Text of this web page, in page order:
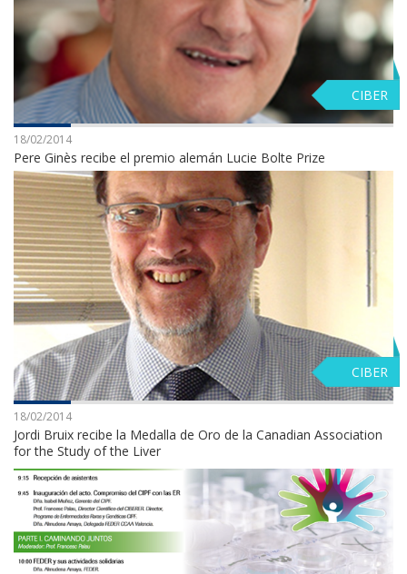
CIBER
18/02/2014
Pere Ginès recibe el premio alemán Lucie Bolte Prize
CIBER
18/02/2014
Jordi Bruix recibe la Medalla de Oro de la Canadian Association
for the Study of the Liver